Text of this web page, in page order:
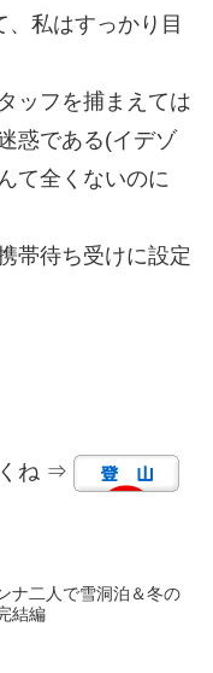
、私はすっかり目
ッフを捕まえては
惑である(イデゾ
て全くないのに
帯待ち受けに設定
ね ⇒
ナ二人で雪洞泊＆冬の
結編